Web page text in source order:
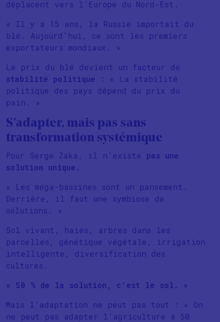
déplacent vers l’Europe du Nord-Est.
« Il y a 15 ans, la Russie importait du
blé. Aujourd’hui, ce sont les premiers
exportateurs mondiaux. »
Le prix du blé devient un facteur de
stabilité politique : « La stabilité
politique des pays dépend du prix du
pain. »
S’adapter, mais pas sans
transformation systémique
Pour Serge Zaka, il n’existe pas une
solution unique.
« Les méga-bassines sont un pansement.
Derrière, il faut une symbiose de
solutions. »
Sol vivant, haies, arbres dans les
parcelles, génétique végétale, irrigation
intelligente, diversification des
cultures.
« 50 % de la solution, c’est le sol. »
Mais l’adaptation ne peut pas tout : « On
ne peut pas adapter l’agriculture à 50